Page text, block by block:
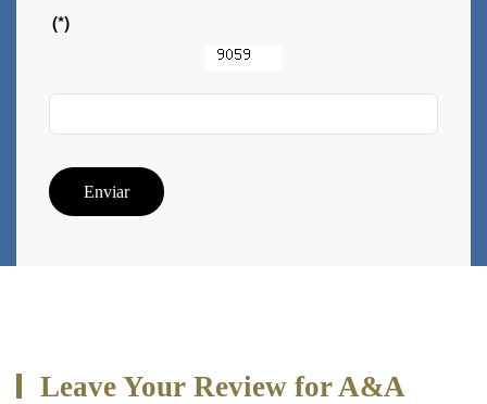
(*)
Enviar
Leave Your Review for A&A